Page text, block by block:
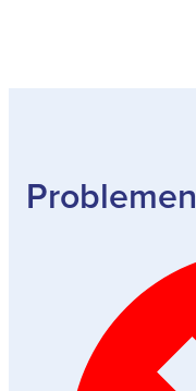
Problemen